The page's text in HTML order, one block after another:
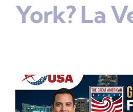
York? La